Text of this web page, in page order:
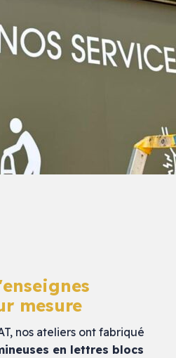
mesure
nos ateliers ont fabriqué
en lettres blocs